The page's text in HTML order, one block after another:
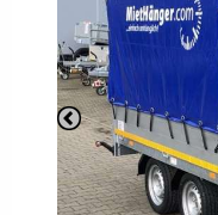
Previous